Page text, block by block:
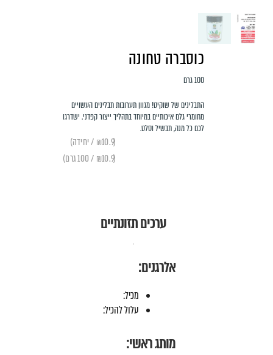
כוסברה טחונה
100 גרם
התבלינים של שוקיט! מגוון תערובות תבלינים העשויים
מחומרי גלם איכותיים במיוחד בתהליך ייצור קפדני. ישדרגו
לכם כל מנה, תבשיל וסלט.
(₪10.9 / יחידה)
(₪10.9 / 100 גרם)
ערכים תזונתיים
אלרגנים:
מכיל:
עלול להכיל:
מותג ראשי: